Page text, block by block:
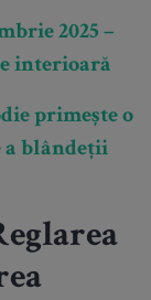
2025 –
interioară
primește o
a blândeții